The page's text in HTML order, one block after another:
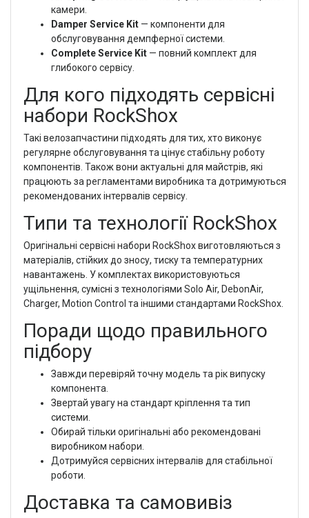
камери.
Damper Service Kit— компоненти для
обслуговування демпферної системи.
Complete Service Kit— повний комплект для
глибокого сервісу.
Для кого підходять сервісні
набори RockShox
Такі велозапчастини підходять для тих, хто виконує
регулярне обслуговування та цінує стабільну роботу
компонентів. Також вони актуальні для майстрів, які
працюють за регламентами виробника та дотримуються
рекомендованих інтервалів сервісу.
Типи та технології RockShox
Оригінальні сервісні набори RockShox виготовляються з
матеріалів, стійких до зносу, тиску та температурних
навантажень. У комплектах використовуються
ущільнення, сумісні з технологіями Solo Air, DebonAir,
Charger, Motion Control та іншими стандартами RockShox.
Поради щодо правильного
підбору
Завжди перевіряй точну модель та рік випуску
компонента.
Звертай увагу на стандарт кріплення та тип
системи.
Обирай тільки оригінальні або рекомендовані
виробником набори.
Дотримуйся сервісних інтервалів для стабільної
роботи.
Доставка та самовивіз